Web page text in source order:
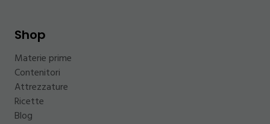
Shop
Materie prime
Contenitori
Attrezzature
Ricette
Blog